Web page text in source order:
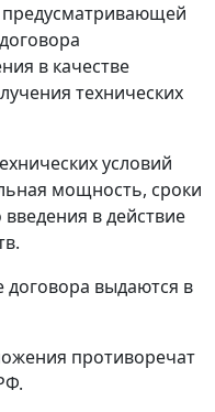
в качестве
технических
условий
мощность, сроки
в действие
договора выдаются в
противоречат